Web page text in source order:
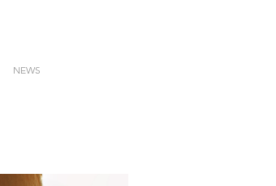
NEWS